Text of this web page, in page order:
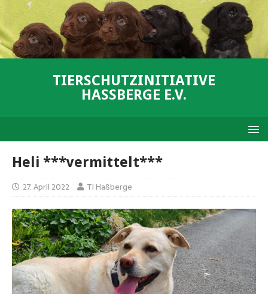
TIERSCHUTZINITIATIVE
HASSBERGE E.V.
Heli ***vermittelt***
27. April 2022 TI Haßberge